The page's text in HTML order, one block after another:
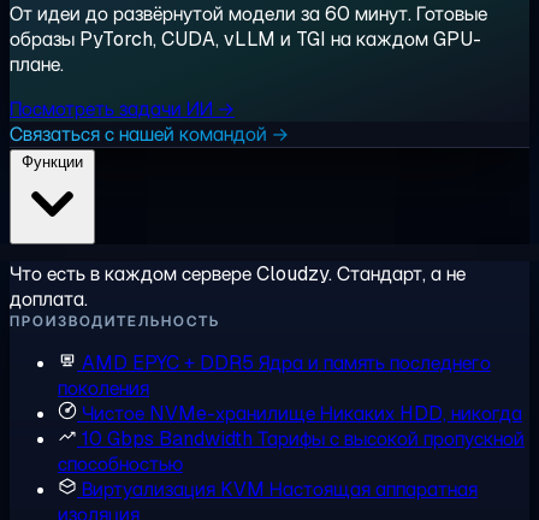
От идеи до развёрнутой модели за 60 минут. Готовые
образы PyTorch, CUDA, vLLM и TGI на каждом GPU-
плане.
Посмотреть задачи ИИ →
Связаться с нашей командой →
Что есть в каждом сервере Cloudzy. Стандарт, а не
доплата.
ПРОИЗВОДИТЕЛЬНОСТЬ
AMD EPYC + DDR5 Ядра и память последнего
поколения
Чистое NVMe-хранилищеНикаких HDD, никогда
10 Gbps Bandwidth Тарифы с высокой пропускной
способностью
Виртуализация KVM Настоящая аппаратная
изоляция